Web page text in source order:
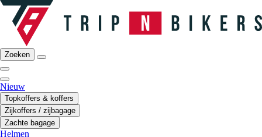
Zoeken
Nieuw
Topkoffers & koffers
Zijkoffers / zijbagage
Zachte bagage
Helmen